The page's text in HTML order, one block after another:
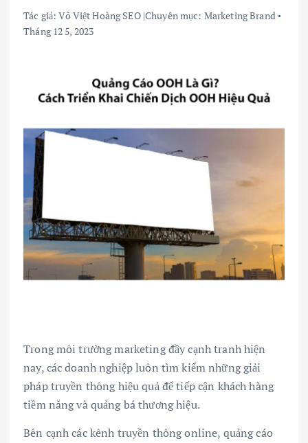
Tác giả:Võ Việt Hoàng SEO|Chuyên mục: Marketing Brand
Tháng 12 5, 2023
Trong môi trường marketing đầy cạnh tranh hiện
nay, các doanh nghiệp luôn tìm kiếm những giải
pháp truyền thông hiệu quả để tiếp cận khách hàng
tiềm năng và quảng bá thương hiệu.
Bên cạnh các kênh truyền thông online, quảng cáo